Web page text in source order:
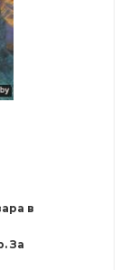
в
За